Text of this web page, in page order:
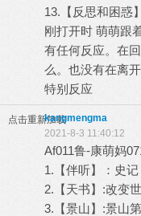
13.【反思和困惑
刚打开时 萌萌跟
有任何反应。在
么。也没有在离
特别反应
点击重新加载kangmengma
2021-8-3 11:40:12
Af011鲁-康萌妈
1.【伴听】：史记
2.【天书】:改变
3.【景山】:景山